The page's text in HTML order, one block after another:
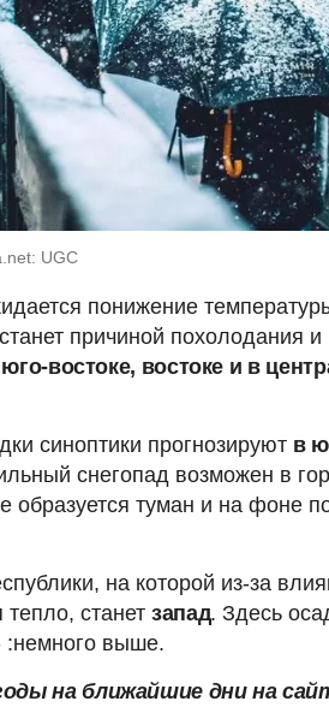
UGC
понижение
причиной похолодания
востоке, востоке и в
синоптики прогнозируют в
снегопад возможен в
образуется туман и на фоне
на которой из-за
станет запад. Здесь
:немного выше.
на ближайшие дни на